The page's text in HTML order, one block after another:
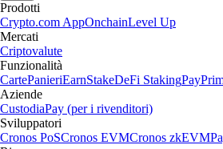
Prodotti
Crypto.com AppOnchainLevel Up
Mercati
Criptovalute
Funzionalità
CartePanieriEarnStakeDeFi StakingPay
Aziende
CustodiaPay (per i rivenditori)
Sviluppatori
Cronos PoSCronos EVMCronos zkEVM